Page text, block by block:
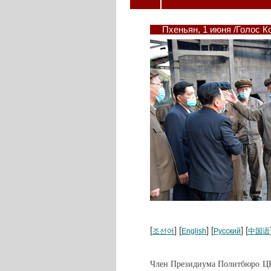
Пхеньян, 1 июня /Голос
[조선어] [English] [Русский] [中国语
Член Президиума Политбюро